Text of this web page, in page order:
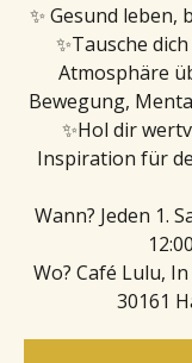
✨ Gesund leben,
✨Tausche
Atmosphäre
Bewegung,
✨Hol dir
Inspiration für
Wann? Jeden 1.
Wo? Café Lulu,
30161